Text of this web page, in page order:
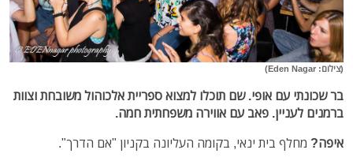
(צילום: Eden Nagar)
בר שכונתי עם אופי. שם תוכלו למצוא ספריית אלכוהול משובחת וצוות
ברמנים לעניין. פאב עם אווירה משפחתית חמה.
איפה? מחלף בית ינאי, בקומה העליונה בקניון "אם הדרך".